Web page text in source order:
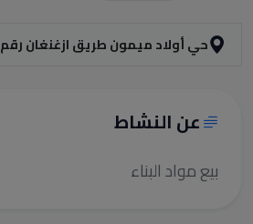
حي أولاد ميمون طريق ازغنغان رقم 230
عن النشاط
بيع مواد البناء